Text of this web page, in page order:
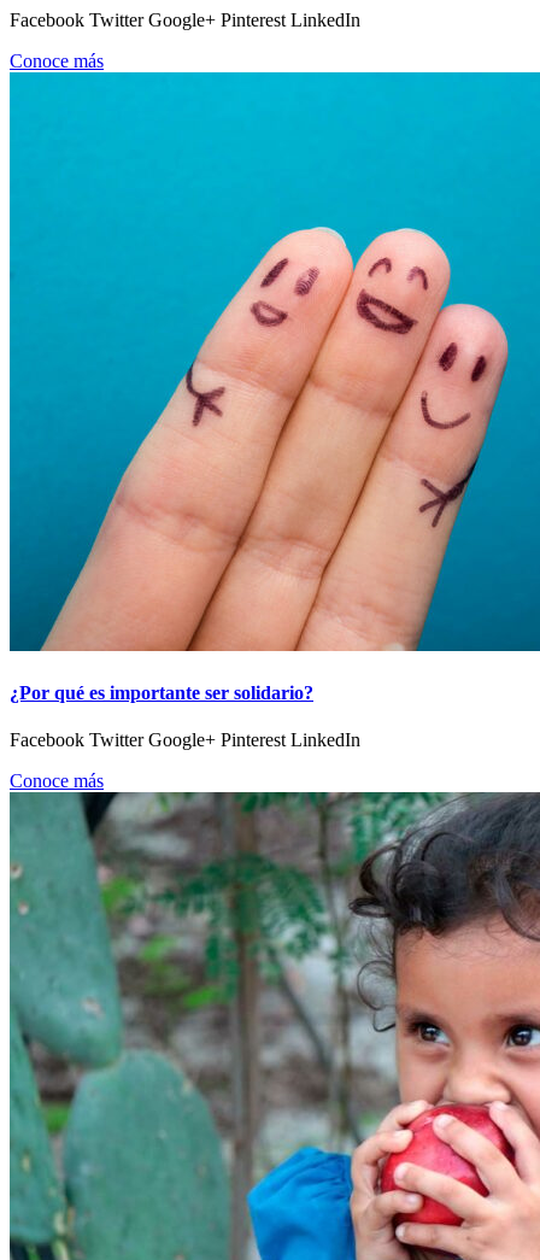
Facebook Twitter Google+ Pinterest LinkedIn
Conoce más
¿Por qué es importante ser solidario?
Facebook Twitter Google+ Pinterest LinkedIn
Conoce más